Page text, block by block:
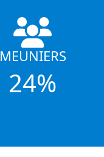
MEUNIERS
24%